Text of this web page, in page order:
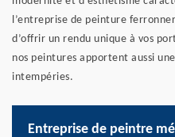
l’entreprise de peinture
d’offrir un rendu unique à vos
nos peintures apportent aussi
intempéries.
Entreprise de peintre